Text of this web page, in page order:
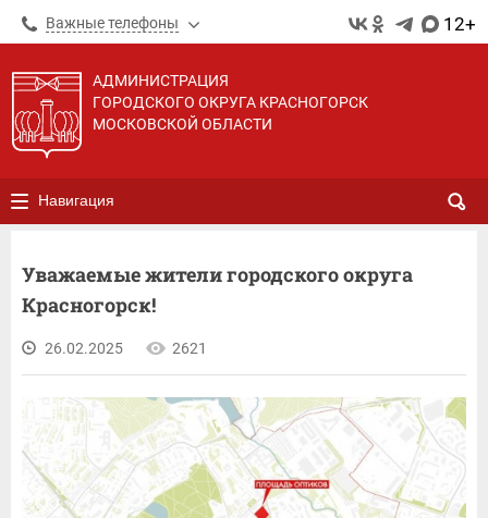
Важные телефоны 12+
АДМИНИСТРАЦИЯ
ГОРОДСКОГО ОКРУГА КРАСНОГОРСК
МОСКОВСКОЙ ОБЛАСТИ
Навигация
Уважаемые жители городского округа
Красногорск!
26.02.2025 2621